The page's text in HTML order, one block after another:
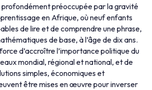
préoccupée par la gravité
en Afrique, où neuf enfants
de lire et de comprendre une phrase,
de base, à l’âge de dix ans.
d’accroître l’importance politique du
mondial, régional et national, et de
simples, économiques et
être mises en œuvre pour inverser